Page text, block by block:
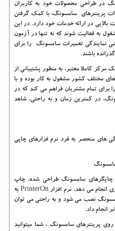
در طراحی محصولات خود به کاربران
پرینترهای سامسونگ، با کمک گرفتن
بالایی در ارائه خدمات خود دارد. در این
به فعالیت شوند که نه تنها در آزمون
نمایندگی تعمیرات سامسونگ را برای
باشند.
کاملا معتبر، به منظور پشتیبانی از
مختلف کشور مشغول به کار بوده و با
برای تمام مشتریان فراهم می کند که در
در کمترین زمان و به راحتی، شاهد
های منحصر به فرد نرم فزارهای چاپی
چاپگرهای سامسونگ طراحی شده، چاپ
انجام می دهد. نرم افزارPrinterOn به
نصب می شود و به راحتی می توان
انجام داد.
روی پرینترهای سامسونگ ، شما میتوانید